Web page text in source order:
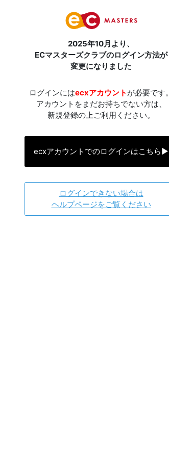
2025年10月より、
ECマスターズクラブのログイン方法が
変更になりました
ログインにはecxアカウント が必要です。
アカウントをまだお持ちでない方は、
新規登録の上ご利用ください。
ecxアカウントでのログインはこちら▶
ログインできない場合は
ヘルプページをご覧ください